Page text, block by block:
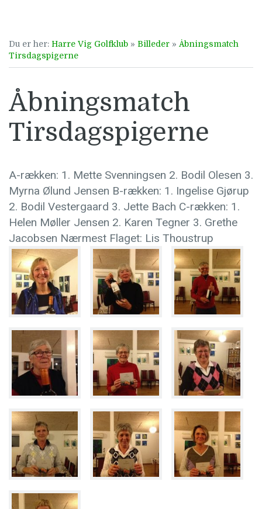
Du er her: Harre Vig Golfklub » Billeder » Åbningsmatch
Tirsdagspigerne
Åbningsmatch
Tirsdagspigerne
A-rækken: 1. Mette Svenningsen 2. Bodil Olesen 3.
Myrna Ølund Jensen B-rækken: 1. Ingelise Gjørup
2. Bodil Vestergaard 3. Jette Bach C-rækken: 1.
Helen Møller Jensen 2. Karen Tegner 3. Grethe
Jacobsen Nærmest Flaget: Lis Thoustrup